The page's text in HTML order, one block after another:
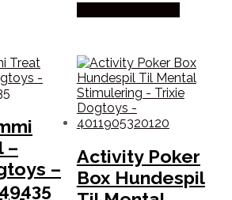
–
–
Activity Poker
Box Hundespil